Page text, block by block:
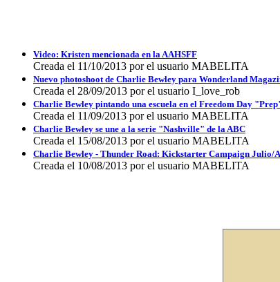
Video: Kristen mencionada en la AAHSFF
Creada el 11/10/2013 por el usuario MABELITA
Nuevo photoshoot de Charlie Bewley para Wonderland
Creada el 28/09/2013 por el usuario I_love_rob
Charlie Bewley pintando una escuela en el Freedom Day
Creada el 11/09/2013 por el usuario MABELITA
Charlie Bewley se une a la serie "Nashville" de la ABC
Creada el 15/08/2013 por el usuario MABELITA
Charlie Bewley - Thunder Road: Kickstarter Campaign Julio/
Creada el 10/08/2013 por el usuario MABELITA